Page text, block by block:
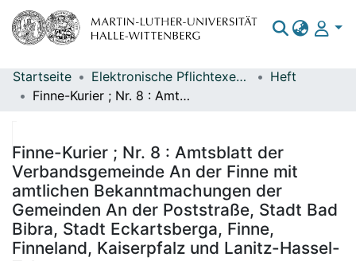
Bereiche & Sammlungen
Statistiken
Startseite Elektronische Pflichtexemplare
Heft
Finne-Kurier ; Nr. 8 : Amtsblatt der Verbandsgemeinde An der Finne mit amtlichen Bekanntmachungen der Gemeinden An der Poststraße, Stadt Bad Bibra, Stadt Eckartsberga, Finne, Finneland, Kaiserpfalz und Lanitz-Hassel-Tal
Finne-Kurier ; Nr. 8 : Amtsblatt der
Verbandsgemeinde An der Finne mit
amtlichen Bekanntmachungen der
Gemeinden An der Poststraße, Stadt Bad
Bibra, Stadt Eckartsberga, Finne,
Finneland, Kaiserpfalz und Lanitz-Hassel-